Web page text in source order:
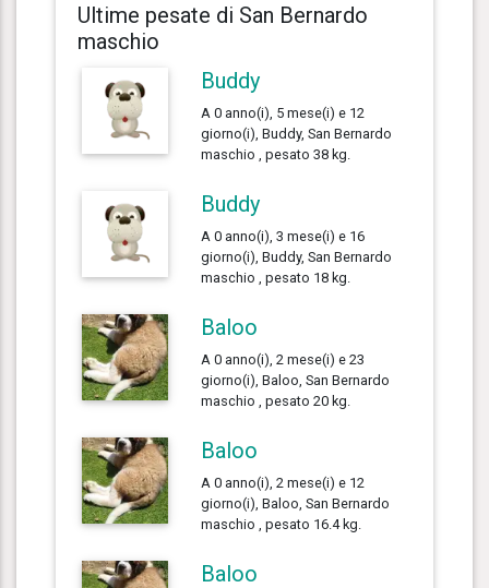
Ultime pesate di San Bernardo
maschio
Buddy
A 0 anno(i), 5 mese(i) e 12
giorno(i), Buddy, San Bernardo
maschio , pesato 38 kg.
Buddy
A 0 anno(i), 3 mese(i) e 16
giorno(i), Buddy, San Bernardo
maschio , pesato 18 kg.
Baloo
A 0 anno(i), 2 mese(i) e 23
giorno(i), Baloo, San Bernardo
maschio , pesato 20 kg.
Baloo
A 0 anno(i), 2 mese(i) e 12
giorno(i), Baloo, San Bernardo
maschio , pesato 16.4 kg.
Baloo